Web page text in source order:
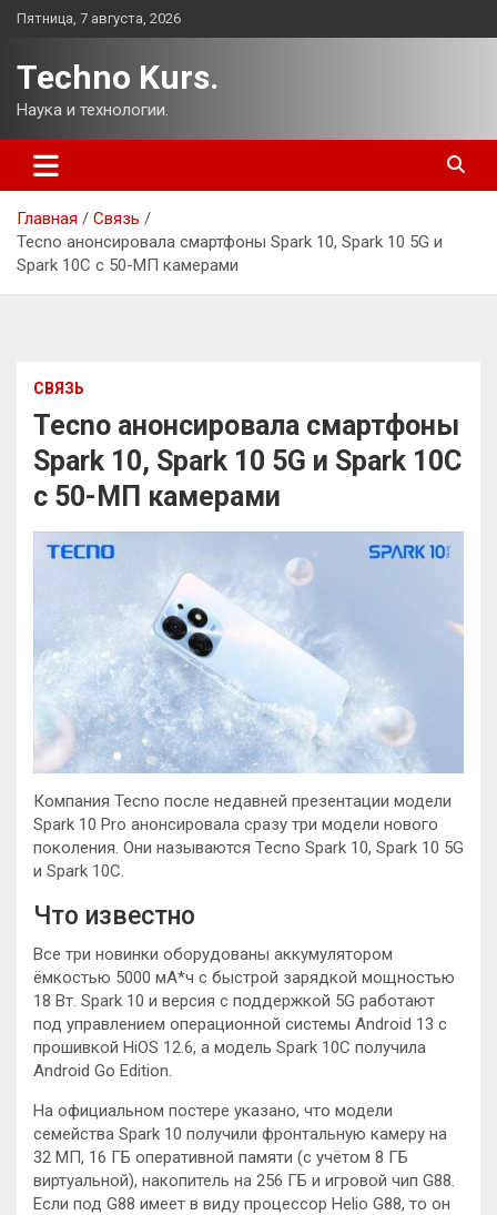
Перейти
Пятница, 7 августа, 2026
Techno Kurs.
Наука и технологии.
Главная
Связь
Tecno анонсировала смартфоны Spark 10, Spark 10 5G и
Spark 10C с 50-МП камерами
СВЯЗЬ
Tecno анонсировала смартфоны
Spark 10, Spark 10 5G и Spark 10C
с 50-МП камерами
Компания Tecno после недавней презентации модели
Spark 10 Pro анонсировала сразу три модели нового
поколения. Они называются Tecno Spark 10, Spark 10 5G
и Spark 10C.
Что известно
Все три новинки оборудованы аккумулятором
ёмкостью 5000 мА*ч с быстрой зарядкой мощностью
18 Вт. Spark 10 и версия с поддержкой 5G работают
под управлением операционной системы Android 13 с
прошивкой HiOS 12.6, а модель Spark 10C получила
Android Go Edition.
На официальном постере указано, что модели
семейства Spark 10 получили фронтальную камеру на
32 МП, 16 ГБ оперативной памяти (с учётом 8 ГБ
виртуальной), накопитель на 256 ГБ и игровой чип G88.
Если под G88 имеет в виду процессор Helio G88, то он